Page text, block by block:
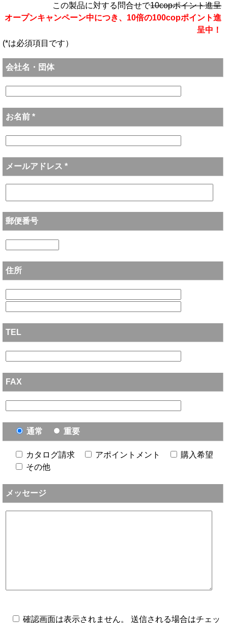
この製品に対する問合せで10copポイント進呈
オープンキャンペーン中につき、10倍の100copポイント進
呈中！
(*は必須項目です）
会社名・団体
お名前 *
メールアドレス *
郵便番号
住所
TEL
FAX
通常 重要
カタログ請求 アポイントメント
購入希望
その他
メッセージ
確認画面は表示されません。 送信される場合はチェッ